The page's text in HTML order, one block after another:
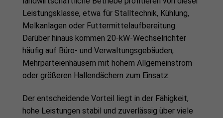
Leistungsklasse, etwa für Stalltechnik, Kühlung,
Melkanlagen oder Futtermittelaufbereitung.
Darüber hinaus kommen 20-kW-Wechselrichter
häufig auf Büro- und Verwaltungsgebäuden,
Mehrparteienhäusern mit hohem Allgemeinstrom
oder größeren Hallendächern zum Einsatz.
Der entscheidende Vorteil liegt in der Fähigkeit,
hohe Leistungen stabil und zuverlässig über viele